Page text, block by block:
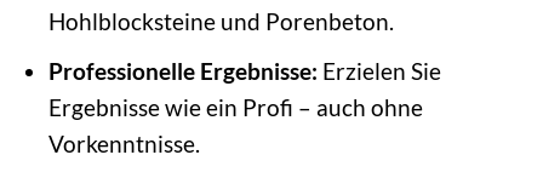
Hohlblocksteine und Porenbeton.
Professionelle Ergebnisse: Erzielen Sie
Ergebnisse wie ein Profi – auch ohne
Vorkenntnisse.